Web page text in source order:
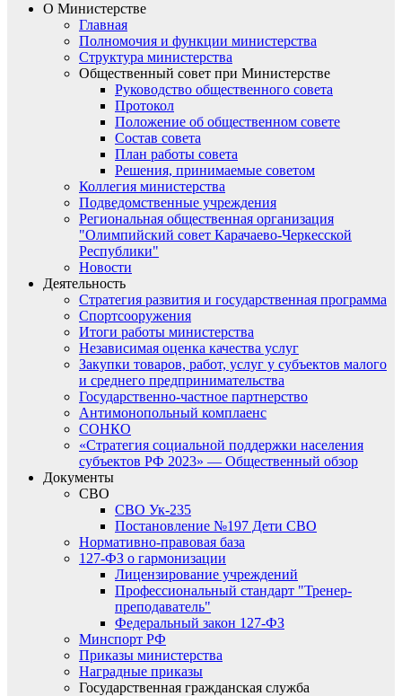
О Министерстве
Главная
Полномочия и функции министерства
Структура министерства
Общественный совет при Министерстве
Руководство общественного совета
Протокол
Положение об общественном совете
Состав совета
План работы совета
Решения, принимаемые советом
Коллегия министерства
Подведомственные учреждения
Региональная общественная организация
"Олимпийский совет Карачаево-Черкесской
Республики"
Новости
Деятельность
Стратегия развития и государственная программа
Спортсооружения
Итоги работы министерства
Независимая оценка качества услуг
Закупки товаров, работ, услуг у субъектов малого
и среднего предпринимательства
Государственно-частное партнерство
Антимонопольный комплаенс
СОНКО
«Стратегия социальной поддержки населения
субъектов РФ 2023» — Общественный обзор
Документы
СВО
СВО Ук-235
Постановление №197 Дети СВО
Нормативно-правовая база
127-ФЗ о гармонизации
Лицензирование учреждений
Профессиональный стандарт "Тренер-
преподаватель"
Федеральный закон 127-ФЗ
Минспорт РФ
Приказы министерства
Наградные приказы
Государственная гражданская служба